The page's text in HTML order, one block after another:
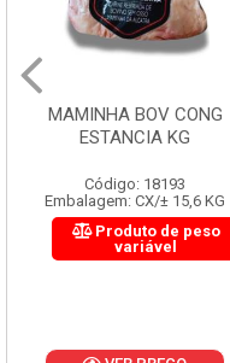
MAMINHA BOV CONG
ESTANCIA KG
Código: 18193
Embalagem: CX/± 15,6 KG
Produto de peso
variável